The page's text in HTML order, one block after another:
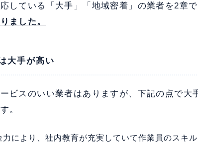
している「大手」「地域密着」の業者を2章で
ました。
大手が高い
ビスのいい業者はありますが、下記の点で大
。
力により、社内教育が充実していて作業員のスキ